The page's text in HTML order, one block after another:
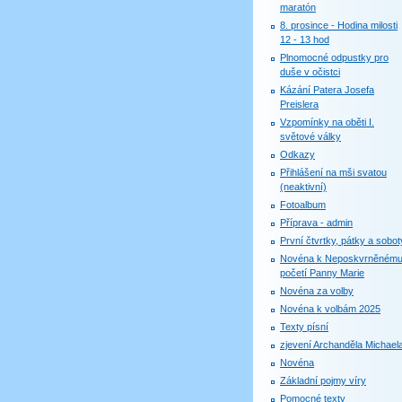
maratón
8. prosince - Hodina milosti
12 - 13 hod
Plnomocné odpustky pro
duše v očistci
Kázání Patera Josefa
Preislera
Vzpomínky na oběti I.
světové války
Odkazy
Přihlášení na mši svatou
(neaktivní)
Fotoalbum
Příprava - admin
První čtvrtky, pátky a
Novéna k Neposkvrněnému
početí Panny Marie
Novéna za volby
Novéna k volbám 2025
Texty písní
zjevení Archanděla
Novéna
Základní pojmy víry
Pomocné texty